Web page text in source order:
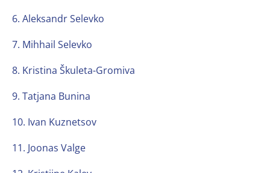
6. Aleksandr Selevko
7. Mihhail Selevko
8. Kristina Škuleta-Gromiva
9. Tatjana Bunina
10. Ivan Kuznetsov
11. Joonas Valge